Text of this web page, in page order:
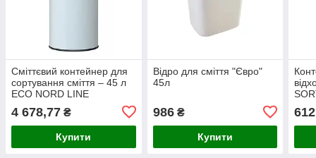
Сміттєвий контейнер для
сортування сміття – 45 л
ECO NORD LINE
4 678,77 ₴
Купити
Відро для сміття "Євро"
45л
986₴
Купити